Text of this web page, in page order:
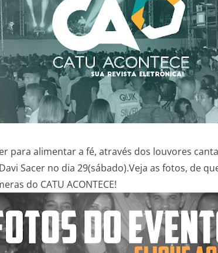
para alimentar a fé, através dos louvores
Sacer no dia 29(sábado).Veja as fotos, de
do CATU ACONTECE!